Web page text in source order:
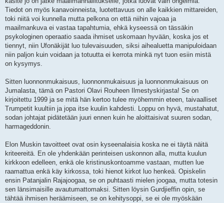
Tiedot on myös kanavoinneista, luotettavuus on alle kaikkien mittareiden,
toki niitä voi kunnella mutta pelkona on että niihin vajoaa ja
maailmankuva ei vastaa tapahtumia, ehkä kyseessä on tässäkin
psykologinen operaatio saada ihmiset uskomaan hyvään, koska jos et
tiennyt, niin Ufonäkijät luo tulevaisuuden, siksi aihealuetta manipuloidaan
niin paljon kuin voidaan ja totuutta ei kerrota minkä nyt tuon esiin mistä
on kysymys.
Sitten luonnonmukaisuus, luonnonmukaisuus ja luonnonmukaisuus on
Jumalasta, tämä on Pastori Olavi Rouheen Ilmestyskirjasta! Se on
kirjoitettu 1999 ja se mitä hän kertoo tulee myöhemmin eteen, taivaalliset
Trumpetit kuultiin ja jopa itse kuulin kahdesti. Loppu on hyvä, mustahatut,
sodan johtajat pidätetään juuri ennen kuin he aloittaisivat suuren sodan,
harmageddonin.
Elon Muskin tavoitteet ovat osin kyseenalaisia koska ne ei täytä näitä
kriteereitä. En ole yhdenkään perinteisen uskonnon alla, mutta kuulun
kirkkoon edelleen, enkä ole kristinuskontoamme vastaan, mutten lue
raamattua enkä käy kirkossa, toki hienot kirkot luo henkeä. Opiskelin
ensin Patanjalin Rajajoogaa, se on puhtaasti mielen joogaa, mutta totesin
sen länsimaisille avautumattomaksi. Sitten löysin Gurdjieffin opin, se
tähtää ihmisen heräämiseen, se on kehitysoppi, se ei ole myöskään